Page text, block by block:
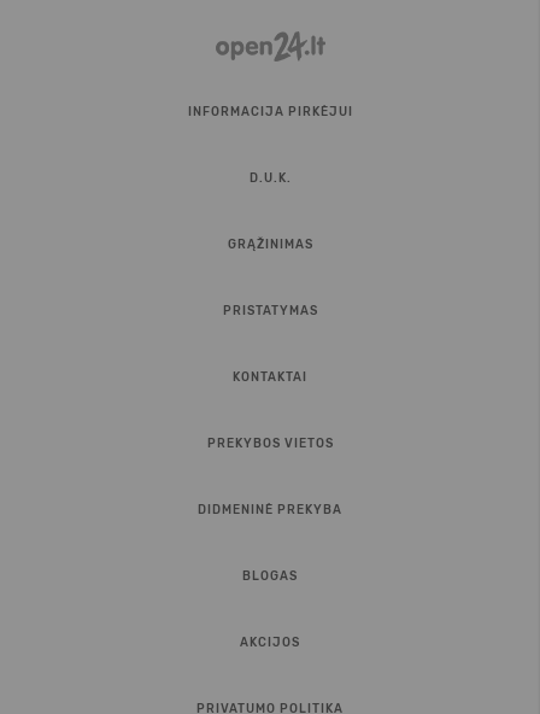
INFORMACIJA PIRKĖJUI
D.U.K.
GRĄŽINIMAS
PRISTATYMAS
KONTAKTAI
PREKYBOS VIETOS
DIDMENINĖ PREKYBA
BLOGAS
AKCIJOS
PRIVATUMO POLITIKA